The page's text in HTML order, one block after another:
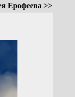
Ерофеева >>